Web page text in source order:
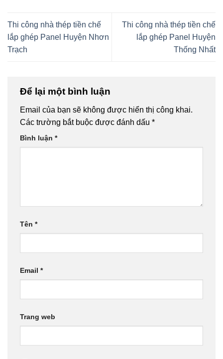
Thi công nhà thép tiền chế
lắp ghép Panel Huyện Nhơn
Trạch
Thi công nhà thép tiền chế
lắp ghép Panel Huyện
Thống Nhất
Để lại một bình luận
Email của bạn sẽ không được hiển thị công khai.
Các trường bắt buộc được đánh dấu *
Bình luận *
Tên *
Email *
Trang web